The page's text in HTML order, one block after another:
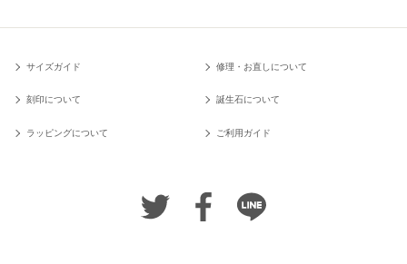
サイズガイド 修理・お直しについて
刻印について 誕生石について
ラッピングについて ご利用ガイド